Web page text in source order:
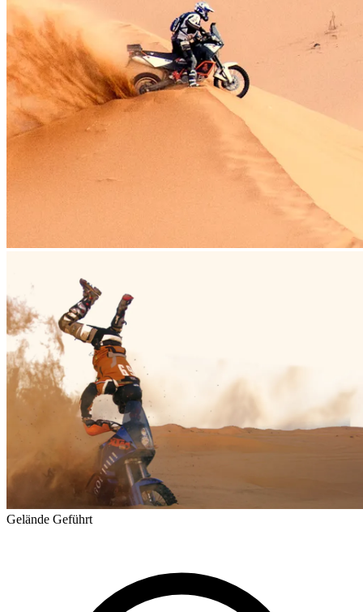
Gelände Geführt